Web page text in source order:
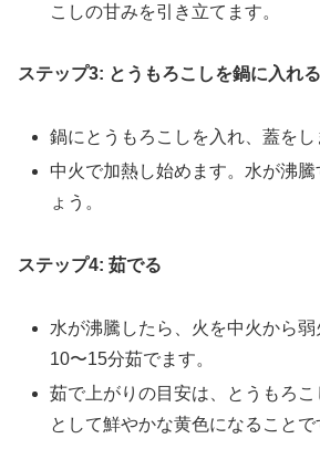
こしの甘みを引き立てます。
ステップ3: とうもろこしを鍋に入れる
鍋にとうもろこしを入れ、蓋をし
中火で加熱し始めます。水が沸
ょう。
ステップ4: 茹でる
水が沸騰したら、火を中火から
10〜15分茹でます。
茹で上がりの目安は、とうもろ
として鮮やかな黄色になることで